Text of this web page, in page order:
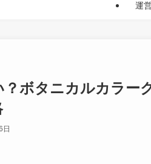
運
ボタニカルカラー
日